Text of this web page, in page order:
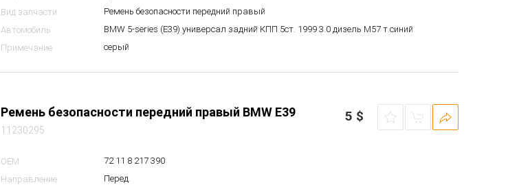
Вид запчасти
Ремень безопасности передний правый
Автомобиль
BMW 5-series (E39) универсал задний КПП 5ст. 1999 3.0 дизель M57 т.синий
Примечание
серый
Ремень безопасности передний правый BMW E39
11230295
5 $
OEM
72 11 8 217 390
Направление
Перед.